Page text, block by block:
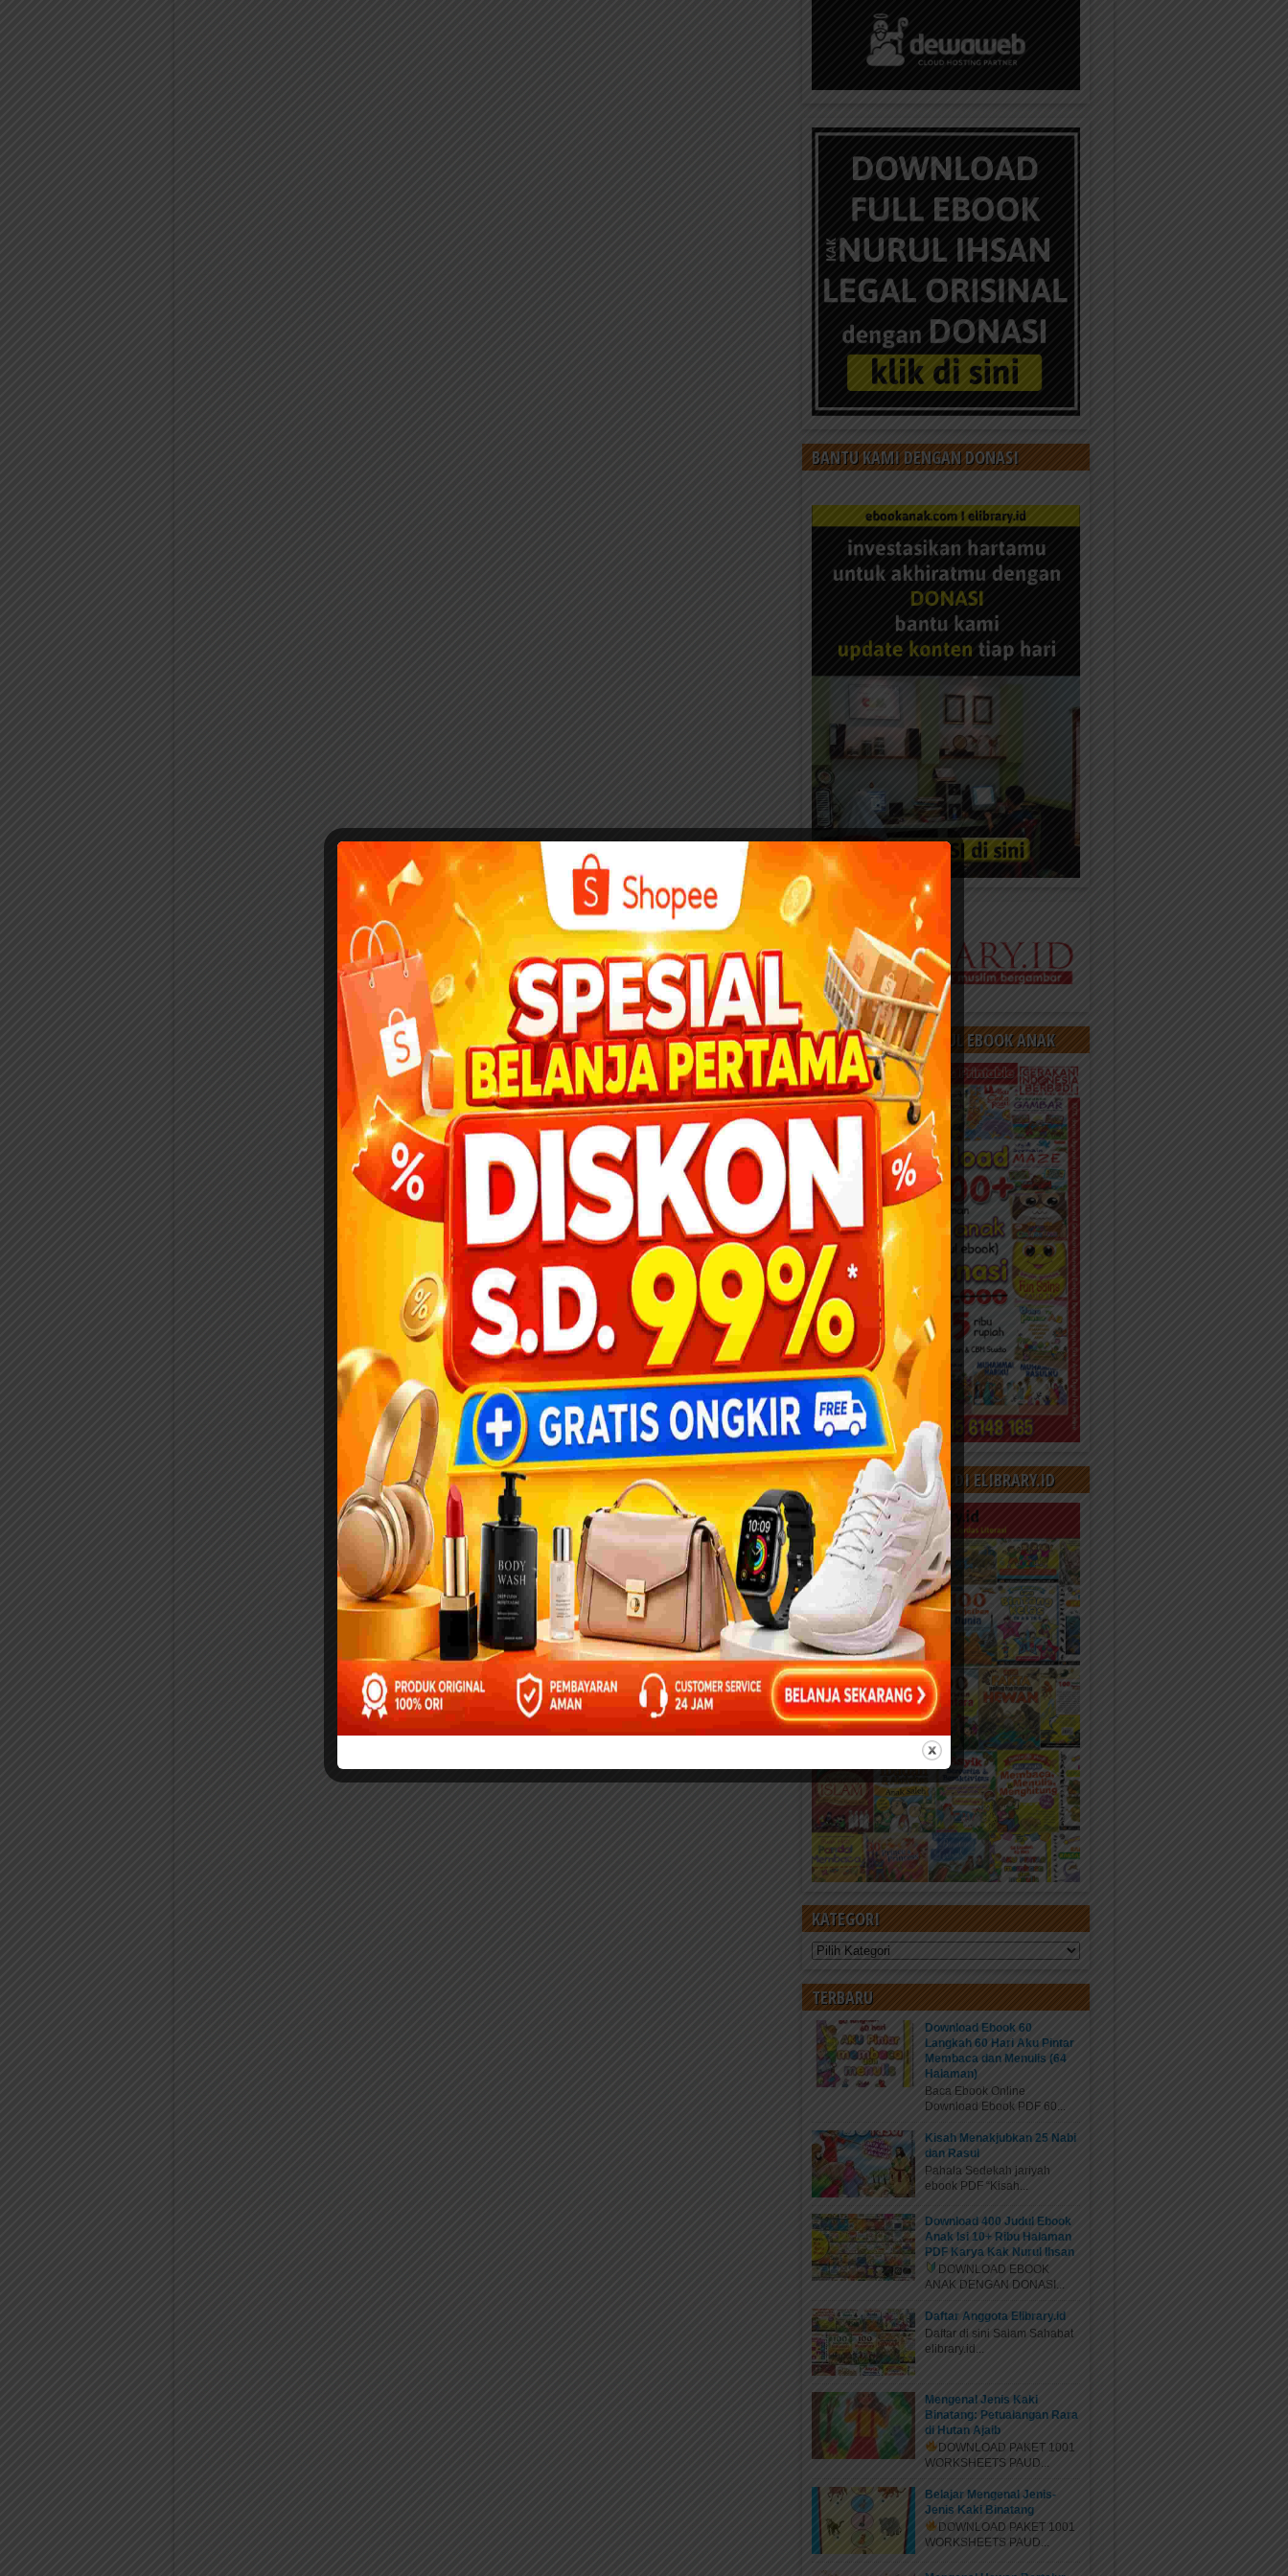
BANTU KAMI DENGAN DONASI
DOWNLOAD 400 JUDUL EBOOK ANAK
BACA 3000+ KONTEN DI ELIBRARY.ID
KATEGORI
Kategori
TERBARU
Download Ebook 60
Langkah 60 Hari Aku Pintar
Membaca dan Menulis (64
Halaman)
Baca Ebook Online
Download Ebook PDF 60...
Kisah Menakjubkan 25 Nabi
dan Rasul
Pahala Sedekah jariyah
ebook PDF “Kisah...
Download 400 Judul Ebook
Anak Isi 10+ Ribu Halaman
PDF Karya Kak Nurul Ihsan
DOWNLOAD EBOOK
ANAK DENGAN DONASI...
Daftar Anggota Elibrary.id
Daftar di sini Salam Sahabat
elibrary.id...
Mengenal Jenis Kaki
Binatang: Petualangan Rara
di Hutan Ajaib
DOWNLOAD PAKET 1001
WORKSHEETS PAUD...
Belajar Mengenal Jenis-
Jenis Kaki Binatang
DOWNLOAD PAKET 1001
WORKSHEETS PAUD...